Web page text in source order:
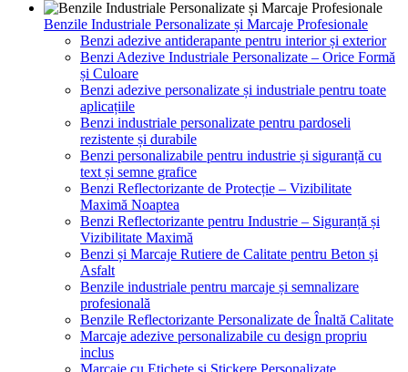
Benzile Industriale Personalizate și Marcaje Profesionale
Benzi adezive antiderapante pentru interior și exterior
Benzi Adezive Industriale Personalizate – Orice Formă
și Culoare
Benzi adezive personalizate și industriale pentru toate
aplicațiile
Benzi industriale personalizate pentru pardoseli
rezistente și durabile
Benzi personalizabile pentru industrie și siguranță cu
text și semne grafice
Benzi Reflectorizante de Protecție – Vizibilitate
Maximă Noaptea
Benzi Reflectorizante pentru Industrie – Siguranță și
Vizibilitate Maximă
Benzi și Marcaje Rutiere de Calitate pentru Beton și
Asfalt
Benzile industriale pentru marcaje și semnalizare
profesională
Benzile Reflectorizante Personalizate de Înaltă Calitate
Marcaje adezive personalizabile cu design propriu
inclus
Marcaje cu Etichete și Stickere Personalizate